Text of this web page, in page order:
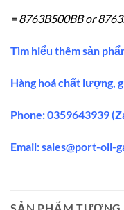
= 8763B500BB or
Tìm hiểu thêm sản
Hàng hoá chất lượng,
Phone: 0359643939
Email:sales@port-oil-